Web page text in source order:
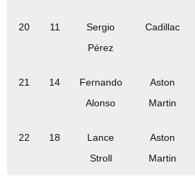
20 11
Sergio
Pérez
Cadillac
21 14
Fernando
Alonso
Aston
Martin
22 18
Lance
Stroll
Aston
Martin